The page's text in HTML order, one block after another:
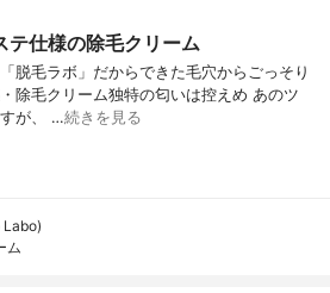
テ仕様の除毛クリーム
脱毛ラボ」だからできた毛穴からごっそり
除毛クリーム独特の匂いは控えめ あのツ
が、 …続きを見る
Labo)
ム